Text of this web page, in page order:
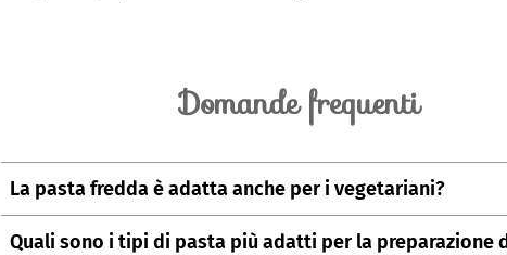
Domande frequenti
La pasta fredda è adatta anche per i vegetariani?
Assolutamente sì. La pasta fredda si presta perfettamente alla
Quali sono i tipi di pasta più adatti per la preparazione